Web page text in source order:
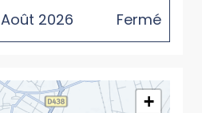
Août 2026 Fermé
+